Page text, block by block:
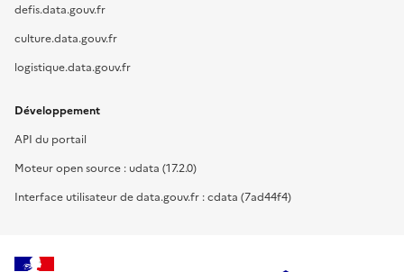
defis.data.gouv.fr
culture.data.gouv.fr
logistique.data.gouv.fr
Développement
API du portail
Moteur open source : udata (17.2.0)
Interface utilisateur de data.gouv.fr : cdata (7ad44f4)